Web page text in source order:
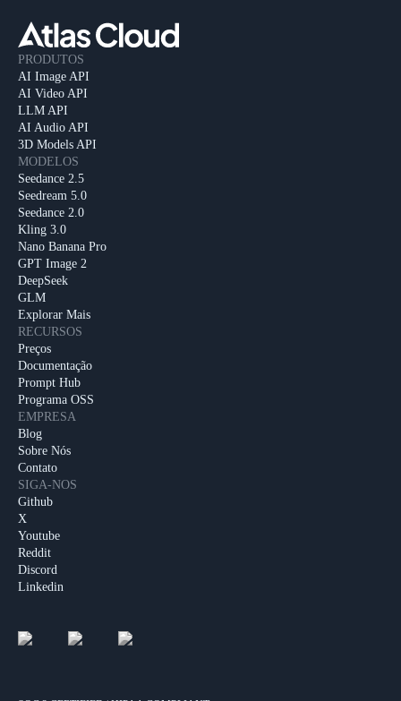
PRODUTOS
AI Image API
AI Video API
LLM API
AI Audio API
3D Models API
MODELOS
Seedance 2.5
Seedream 5.0
Seedance 2.0
Kling 3.0
Nano Banana Pro
GPT Image 2
DeepSeek
GLM
Explorar Mais
RECURSOS
Preços
Documentação
Prompt Hub
Programa OSS
EMPRESA
Blog
Sobre Nós
Contato
SIGA-NOS
Github
X
Youtube
Reddit
Discord
Linkedin